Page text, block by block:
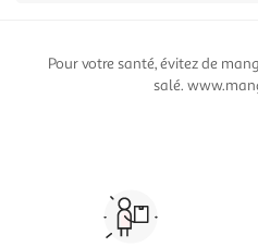
Pour votre santé, évitez de
salé.